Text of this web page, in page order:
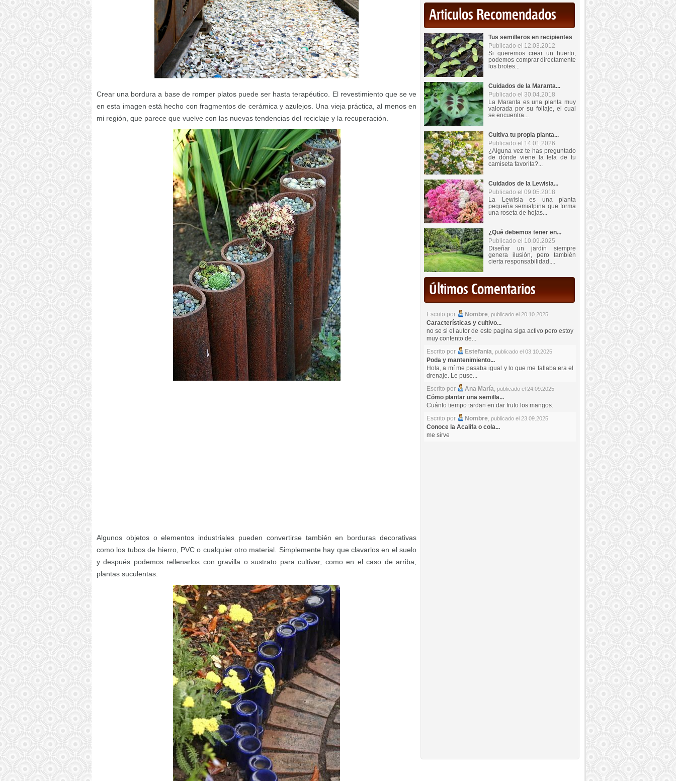
Crear una bordura a base de romper platos puede ser hasta terapéutico. El revestimiento que se ve
en esta imagen está hecho con fragmentos de cerámica y azulejos. Una vieja práctica, al menos en
mi región, que parece que vuelve con las nuevas tendencias del reciclaje y la recuperación.
Algunos objetos o elementos industriales pueden convertirse también en borduras decorativas
como los tubos de hierro, PVC o cualquier otro material. Simplemente hay que clavarlos en el suelo
y después podemos rellenarlos con gravilla o sustrato para cultivar, como en el caso de arriba,
plantas suculentas.
Articulos Recomendados
Tus semilleros en recipientes
Publicado el 12.03.2012
Si queremos crear un huerto,
podemos comprar directamente
los brotes...
Cuidados de la Maranta...
Publicado el 30.04.2018
La Maranta es una planta muy
valorada por su follaje, el cual
se encuentra...
Cultiva tu propia planta...
Publicado el 14.01.2026
¿Alguna vez te has preguntado
de dónde viene la tela de tu
camiseta favorita?...
Cuidados de la Lewisia...
Publicado el 09.05.2018
La Lewisia es una planta
pequeña semialpina que forma
una roseta de hojas...
¿Qué debemos tener en...
Publicado el 10.09.2025
Diseñar un jardín siempre
genera ilusión, pero también
cierta responsabilidad,...
Últimos Comentarios
Escrito por Nombre, publicado el 20.10.2025
Características y cultivo...
no se si el autor de este pagina siga activo pero estoy
muy contento de...
Escrito por
Estefania, publicado el 03.10.2025
Poda y mantenimiento...
Hola, a mí me pasaba igual y lo que me fallaba era el
drenaje. Le puse...
Escrito por
Ana María, publicado el 24.09.2025
Cómo plantar una semilla...
Cuánto tiempo tardan en dar fruto los mangos.
Escrito por
Nombre, publicado el 23.09.2025
Conoce la Acalifa o cola...
me sirve